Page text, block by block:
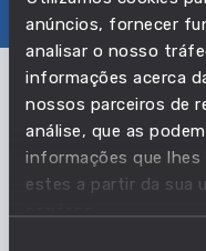
anúncios, fornecer
analisar o nosso
informações acerca
nossos parceiros de
análise, que as
informações que
estes a partir da sua
serviços.
EDUCAÇÃO E
Os dados
conjunto das
pecuário,